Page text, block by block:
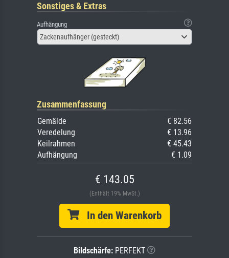
Sonstiges & Extras
Aufhängung
Zackenaufhänger (gesteckt)
Zusammenfassung
Gemälde
€ 82.56
Veredelung
€ 13.96
Keilrahmen
€ 45.43
Aufhängung
€ 1.09
€ 143.05
(Enthält 19% MwSt.)
In den Warenkorb
Bildschärfe: PERFEKT